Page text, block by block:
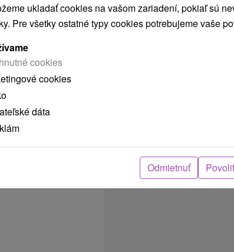
DOMÁCE ZVIERATÁ
Domáce zviera
povolené
SAUNY
Sauny
ukladať cookies na vašom zariadení, pokiaľ sú
Pre všetky ostatné typy cookies potrebujeme vaše
cookies
cookies
dáta
Odmietnuť